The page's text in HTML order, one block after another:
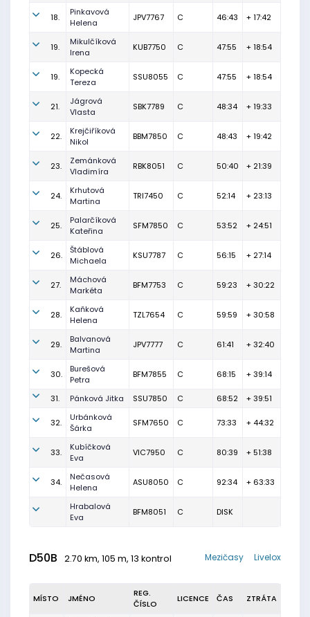
18.
Pinkavová
Helena
JPV7767 C 46:43 + 17:42
19.
Mikulčíková
Irena
KUB7750 C 47:55 + 18:54
19.
Kopecká
Tereza
SSU8055 C 47:55 + 18:54
21.
Jágrová
Vlasta
SBK7789 C 48:34 + 19:33
22.
Krejčiříková
Nikol
BBM7850 C 48:43 + 19:42
23.
Zemánková
Vladimíra
RBK8051 C 50:40 + 21:39
24.
Krhutová
Martina
TRI7450 C 52:14 + 23:13
25.
Palarčíková
Kateřina
SFM7850 C 53:52 + 24:51
26.
Štáblová
Michaela
KSU7787 C 56:15 + 27:14
27.
Máchová
Markéta
BFM7753 C 59:23 + 30:22
28.
Kaňková
Helena
TZL7654 C 59:59 + 30:58
29.
Balvanová
Martina
JPV7777 C 61:41 + 32:40
30.
Burešová
Petra
BFM7855 C 68:15 + 39:14
31. Pánková Jitka SSU7850 C 68:52 + 39:51
32.
Urbánková
Šárka
SFM7650 C 73:33 + 44:32
33.
Kubíčková
Eva
VIC7950 C 80:39 + 51:38
34.
Nečasová
Helena
ASU8050 C 92:34 + 63:33
Hrabalová
Eva
BFM8051 C DISK
D50B 2.70 km, 105 m, 13 kontrol Livelox
Mezičasy
MÍSTO JMÉNO
REG.
ČÍSLO
LICENCE ČAS ZTRÁTA